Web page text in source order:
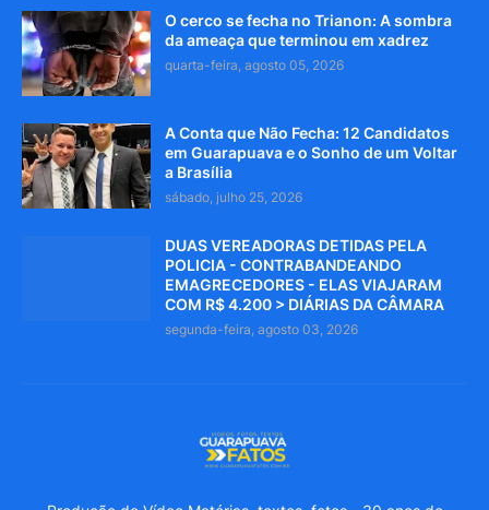
O cerco se fecha no Trianon: A sombra
da ameaça que terminou em xadrez
quarta-feira, agosto 05, 2026
A Conta que Não Fecha: 12 Candidatos
em Guarapuava e o Sonho de um Voltar
a Brasília
sábado, julho 25, 2026
DUAS VEREADORAS DETIDAS PELA
POLICIA - CONTRABANDEANDO
EMAGRECEDORES - ELAS VIAJARAM
COM R$ 4.200 > DIÁRIAS DA CÂMARA
segunda-feira, agosto 03, 2026